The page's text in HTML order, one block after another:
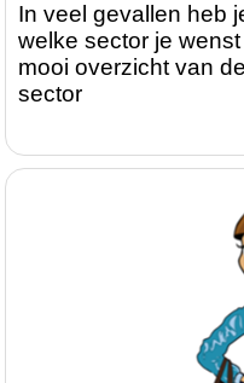
In veel gevallen heb
welke sector je
mooi overzicht van
sector